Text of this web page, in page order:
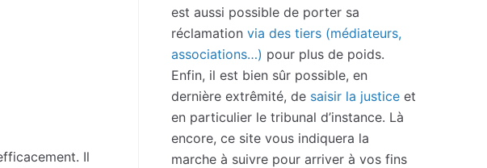
Il
est aussi possible de porter sa
réclamation via des tiers (médiateurs,
associations…) pour plus de poids.
Enfin, il est bien sûr possible, en
dernière extrêmité, de saisir la justice et
en particulier le tribunal d’instance. Là
encore, ce site vous indiquera la
marche à suivre pour arriver à vos fins